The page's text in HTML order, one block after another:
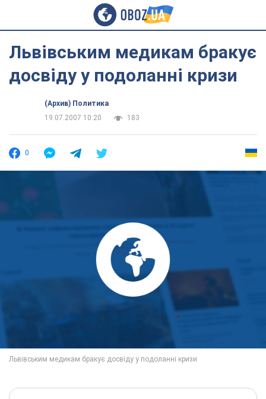
Львівським медикам бракує
досвіду у подоланні кризи
(Архив) Политика
19.07.2007 10:20
183
0